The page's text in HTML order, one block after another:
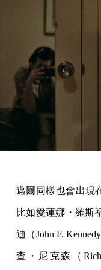
邁爾同樣也會出現
比如愛蓮娜・羅斯
迪（John F.
查・尼克森（